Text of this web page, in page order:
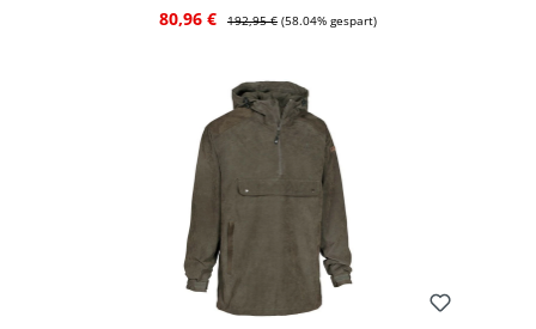
Verkaufspreis:
80,96 € Regulärer Preis:
192,95 € (58.04% gespart)